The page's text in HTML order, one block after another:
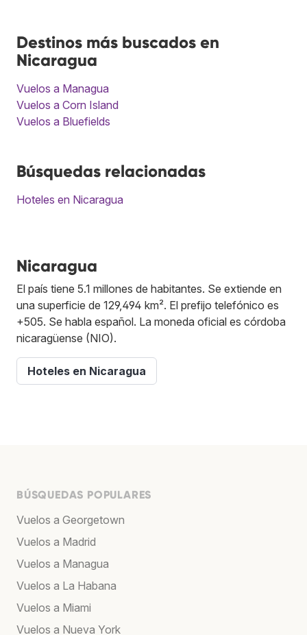
Destinos más buscados en
Nicaragua
Vuelos a Managua
Vuelos a Corn Island
Vuelos a Bluefields
Búsquedas relacionadas
Hoteles en Nicaragua
Nicaragua
El país tiene 5.1 millones de habitantes. Se extiende en
una superficie de 129,494 km². El prefijo telefónico es
+505. Se habla español. La moneda oficial es córdoba
nicaragüense (NIO).
Hoteles en Nicaragua
BÚSQUEDAS POPULARES
Vuelos a Georgetown
Vuelos a Madrid
Vuelos a Managua
Vuelos a La Habana
Vuelos a Miami
Vuelos a Nueva York